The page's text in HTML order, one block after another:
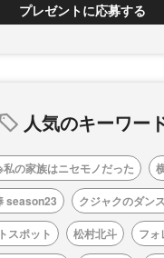
プレゼントに応募する
人気のキーワー
の家族はニセモノだった
season23
クジャクのダン
スポット 松村北斗 フォ